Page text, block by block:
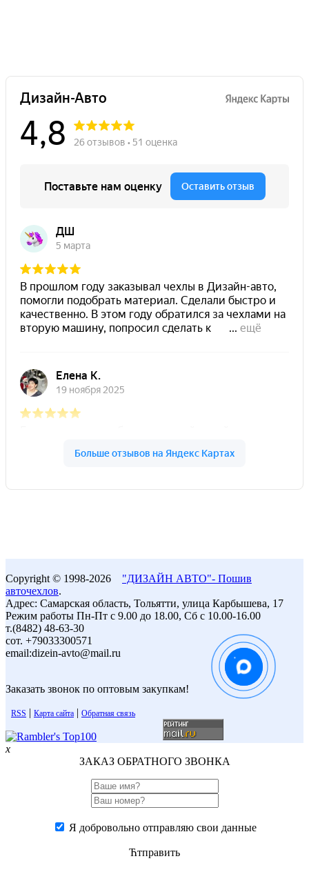
Copyright © 1998-2026 "ДИЗАЙН АВТО"- Пошив
авточехлов.
Адрес: Самарская область, Тольятти, улица Карбышева, 17
Режим работы Пн-Пт с 9.00 до 18.00, Сб с 10.00-16.00
т.(8482) 48-63-30
сот. +79033300571
email:dizein-avto@mail.ru
Заказать звонок по оптовым закупкам!
RSS | Карта сайта | Обратная связь
x
ЗАКАЗ ОБРАТНОГО ЗВОНКА
Я добровольно отправляю свои данные
Ћтправить